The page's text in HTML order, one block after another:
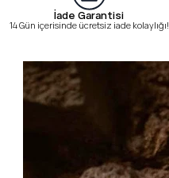
İade Garantisi
14 Gün içerisinde ücretsiz iade kolaylığı!